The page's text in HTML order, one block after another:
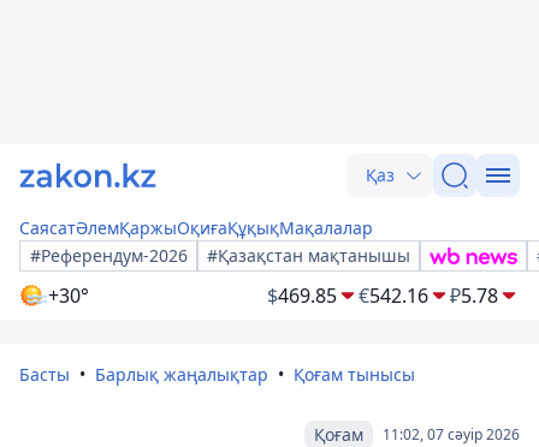
Қаз
СаясатӘлемҚаржыОқиғаҚұқықМақалалар
#Референдум-2026
#Қазақстан мақтанышы
+30° $469.85 €542.16 ₽5.78
Басты Барлық жаңалықтар Қоғам тынысы
11:02, 07 сәуір 2026
Қоғам